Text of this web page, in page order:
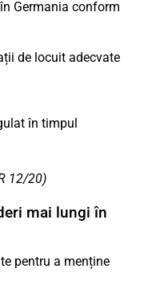
Germania conform
de locuit adecvate
în timpul
12/20)
mai lungi în
pentru a menține